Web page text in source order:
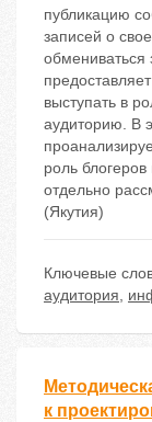
публикацию
записей о
обмениваться
выступать в
аудиторию. В
роль
отдельно
(Якутия)
Ключевые
аудитория,
к